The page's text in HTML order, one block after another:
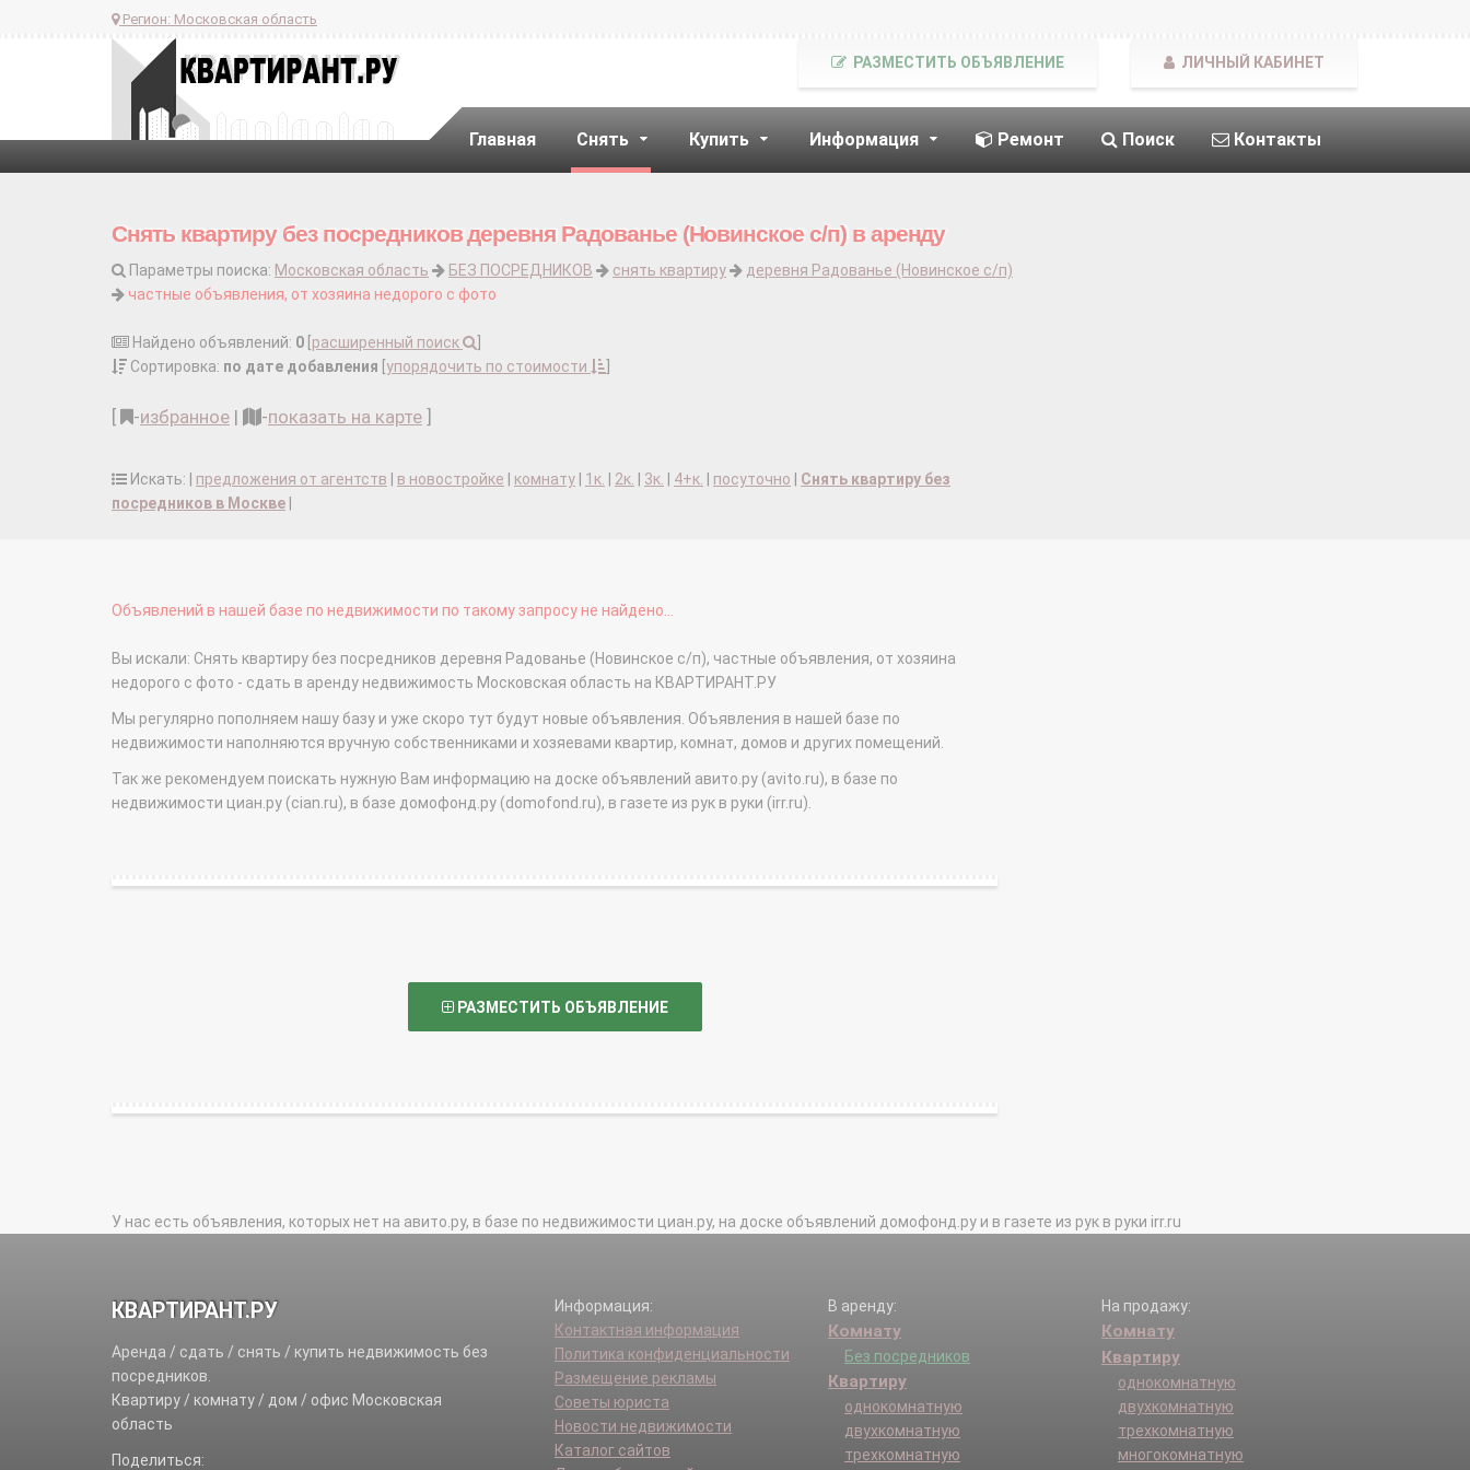
Регион: Московская область
Главная Снять Купить Информация Ремонт Поиск Контакты
РАЗМЕСТИТЬ ОБЪЯВЛЕНИЕ ЛИЧНЫЙ КАБИНЕТ
Снять квартиру без посредников деревня Радованье (Новинское с/п) в аренду
Параметры поиска: Московская область БЕЗ ПОСРЕДНИКОВ снять квартиру
деревня Радованье (Новинское с/п)
частные объявления, от хозяина недорого с фото
Найдено объявлений: 0 расширенный поиск
Сортировка: по дате добавления упорядочить по стоимости
-избранное | -показать на карте
Искать: | предложения от агентств в новостройке комнату 1к. 2к. 3к. 4+к. посуточно
Снять квартиру без
посредников в Москве
Объявлений в нашей базе по недвижимости по такому запросу не найдено...
Вы искали: Снять квартиру без посредников деревня Радованье (Новинское с/п), частные объявления, от хозяина
недорого с фото - сдать в аренду недвижимость Московская область на КВАРТИРАНТ.РУ
Мы регулярно пополняем нашу базу и уже скоро тут будут новые объявления. Объявления в нашей базе по
недвижимости наполняются вручную собственниками и хозяевами квартир, комнат, домов и других помещений.
Так же рекомендуем поискать нужную Вам информацию на доске объявлений авито.ру (avito.ru), в базе по
недвижимости циан.ру (cian.ru), в базе домофонд.ру (domofond.ru), в газете из рук в руки (irr.ru).
РАЗМЕСТИТЬ ОБЪЯВЛЕНИЕ
У нас есть объявления, которых нет на авито.ру, в базе по недвижимости циан.ру, на доске объявлений домофонд.ру и в газете из рук в руки irr.ru
КВАРТИРАНТ.РУ
Аренда / сдать / снять / купить недвижимость без
посредников.
Квартиру / комнату / дом / офис Московская
область
Поделиться:
Информация:
Контактная информация
Политика конфиденциальности
Размещение рекламы
Советы юриста
Новости недвижимости
Каталог сайтов
В аренду:
Комнату
Без посредников
Квартиру
однокомнатную
двухкомнатную
трехкомнатную
На продажу:
Комнату
Квартиру
однокомнатную
двухкомнатную
трехкомнатную
многокомнатную